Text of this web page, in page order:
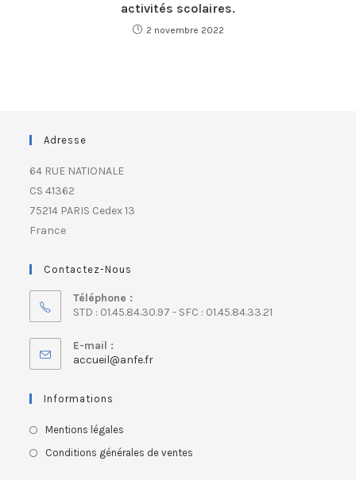
activités scolaires.
2 novembre 2022
Adresse
64 RUE NATIONALE
CS 41362
75214 PARIS Cedex 13
France
Contactez-Nous
Téléphone :
STD : 01.45.84.30.97 - SFC : 01.45.84.33.21
E-mail :
accueil@anfe.fr
Informations
Mentions légales
Conditions générales de ventes